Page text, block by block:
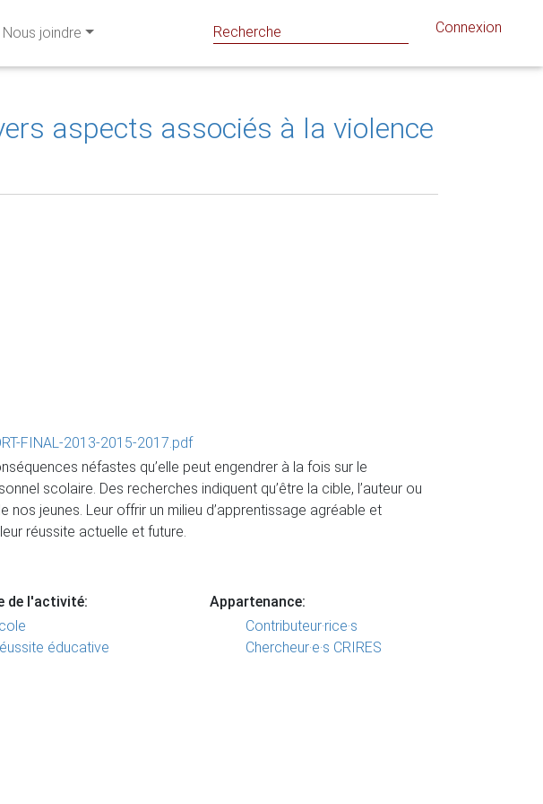
Nous joindre Connexion
aspects associés à la violence
FINAL-2013-2015-2017.pdf
néfastes qu’elle peut engendrer à la fois sur le
scolaire. Des recherches indiquent qu’être la cible, l’auteur ou
jeunes. Leur offrir un milieu d’apprentissage agréable et
réussite actuelle et future.
de l'activité:
éducative
Appartenance:
Contributeur·rice·s
Chercheur·e·s CRIRES